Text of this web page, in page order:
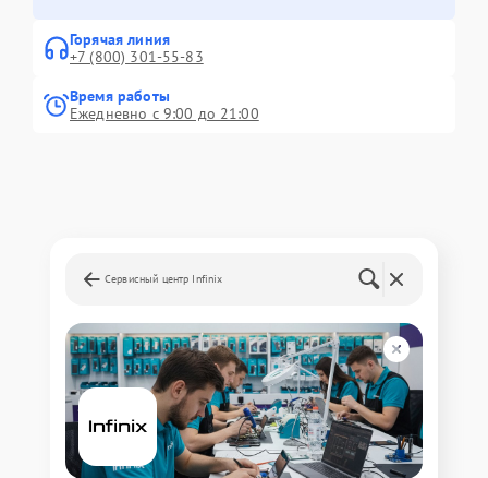
Горячая линия
+7 (800) 301-55-83
Время работы
Ежедневно с 9:00 до 21:00
Сервисный центр Infinix